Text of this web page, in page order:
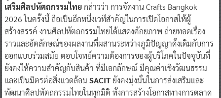
เสริมศิลปหัตถกรรมไทยกล่าวว่า การจัดงาน Crafts Bangkok
2026 ในครั้งนี้ ถือเป็นอีกหนึ่งเวทีสำคัญในการเปิดโอกาสให้ผู้
สร้างสรรค์ งานศิลปหัตถกรรมไทยได้แสดงศักยภาพ ถ่ายทอดเรื่อง
ราวและอัตลักษณ์ของผลงานที่ผสานระหว่างภูมิปัญญาดั้งเดิมกับการ
ออกแบบร่วมสมัย ตอบโจทย์ความต้องการของผู้บริโภคในปัจจุบันที่
ยังคงให้ความสำคัญกับสินค้า ที่มีเอกลักษณ์ มีคุณค่าเชิงวัฒนธรรม
และเป็นมิตรต่อสิ่งแวดล้อม SACITยังคงมุ่งมั่นในการส่งเสริมและ
พัฒนาศิลปหัตถกรรมไทยในทุกมิติ ทั้งการสร้างโอกาสทางการตลาด